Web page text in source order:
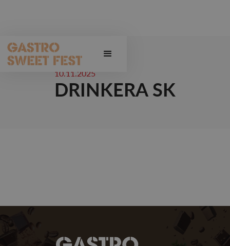
10.11.2025
DRINKERA SK